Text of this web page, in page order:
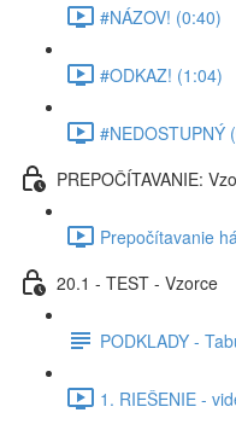
#NÁZOV! (0:40)
#ODKAZ! (1:04)
#NEDOSTUPNÝ
PREPOČÍTAVANIE:
Prepočítavanie
20.1 - TEST - Vzorce
PODKLADY -
1. RIEŠENIE -